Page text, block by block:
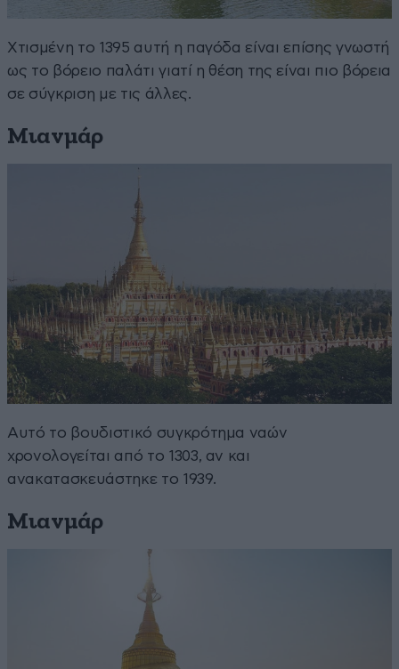
Χτισμένη το 1395 αυτή η παγόδα είναι επίσης γνωστή
ως το βόρειο παλάτι γιατί η θέση της είναι πιο βόρεια
σε σύγκριση με τις άλλες.
Μιανμάρ
Αυτό το βουδιστικό συγκρότημα ναών
χρονολογείται από το 1303, αν και
ανακατασκευάστηκε το 1939.
Μιανμάρ